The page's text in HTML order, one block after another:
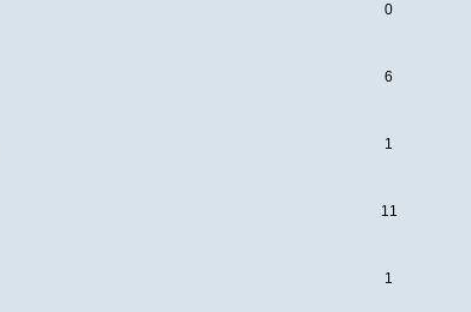
0
6
1
11
1